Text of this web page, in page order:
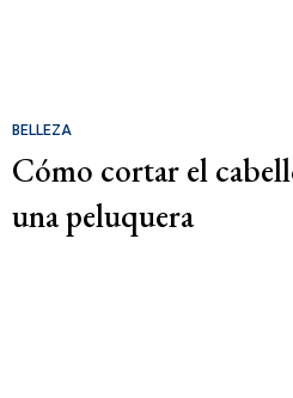
BELLEZA
Cómo cortar el
una peluquera